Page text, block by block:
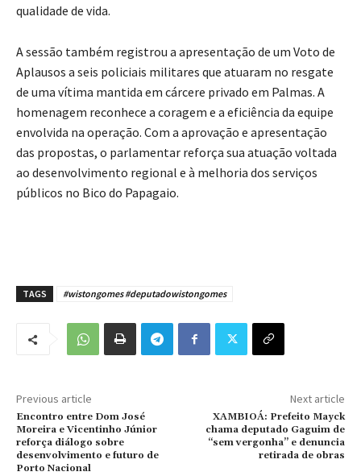
qualidade de vida.
A sessão também registrou a apresentação de um Voto de
Aplausos a seis policiais militares que atuaram no resgate
de uma vítima mantida em cárcere privado em Palmas. A
homenagem reconhece a coragem e a eficiência da equipe
envolvida na operação. Com a aprovação e apresentação
das propostas, o parlamentar reforça sua atuação voltada
ao desenvolvimento regional e à melhoria dos serviços
públicos no Bico do Papagaio.
TAGS #wistongomes #deputadowistongomes
Previous article
Encontro entre Dom José
Moreira e Vicentinho Júnior
reforça diálogo sobre
desenvolvimento e futuro de
Porto Nacional
Next article
XAMBIOÁ: Prefeito Mayck
chama deputado Gaguim de
“sem vergonha” e denuncia
retirada de obras